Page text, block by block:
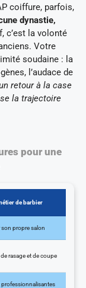
coiffure, parfois,
dynastie,
c’est la volonté
Votre
soudaine : la
l’audace de
retour à la case
la trajectoire
pour une
de barbier
son propre salon
rasage et de coupe